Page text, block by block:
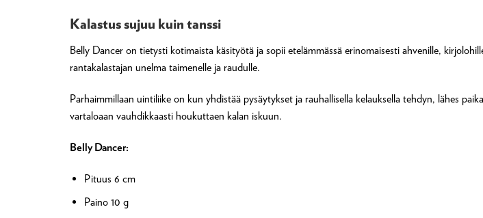
Kalastus sujuu kuin tanssi
Belly Dancer on tietysti kotimaista käsityötä ja sopii etelämmässä erinomaisesti ahvenille,
rantakalastajan unelma taimenelle ja raudulle.
Parhaimmillaan uintiliike on kun yhdistää pysäytykset ja rauhallisella kelauksella tehdyn, lähes
vartaloaan vauhdikkaasti houkuttaen kalan iskuun.
Belly Dancer:
Pituus 6 cm
Paino 10 g